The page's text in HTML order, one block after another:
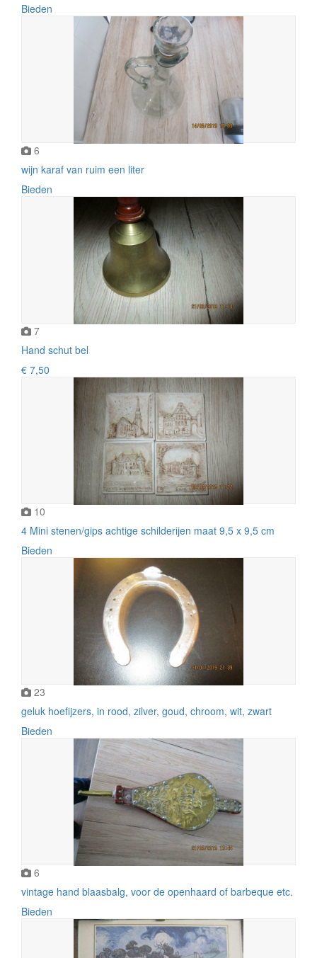
Bieden
6
wijn karaf van ruim een liter
Bieden
7
Hand schut bel
€ 7,50
10
4 Mini stenen/gips achtige schilderijen maat 9,5 x 9,5 cm
Bieden
23
geluk hoefijzers, in rood, zilver, goud, chroom, wit, zwart
Bieden
6
vintage hand blaasbalg, voor de openhaard of barbeque etc.
Bieden